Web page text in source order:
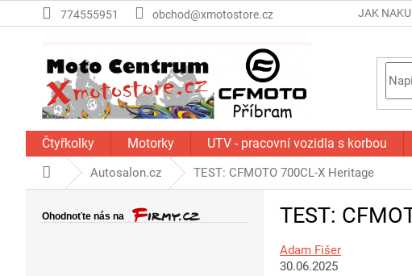
na
774555951 obchod@xmotostore.cz JAK
Čtyřkolky Motorky UTV - pracovní vozidla s korbou
Domů Autosalon.cz TEST: CFMOTO 700CL-X Heritage
TEST:
Adam Fišer
30.06.2025